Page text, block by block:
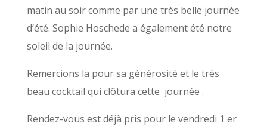
matin au soir comme par une très belle journée
d’été. Sophie Hoschede a également été notre
soleil de la journée.
Remercions la pour sa générosité et le très
beau cocktail qui clôtura cette journée .
Rendez-vous est déjà pris pour le vendredi 1 er